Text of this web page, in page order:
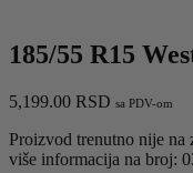
185/55 R15
5,199.00 RSD sa PDV-om
Proizvod trenutno nije na
više informacija na broj: